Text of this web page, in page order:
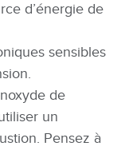
d’énergie de
sensibles
de
un
Pensez à